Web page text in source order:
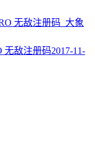
无敌注册码2017-11-